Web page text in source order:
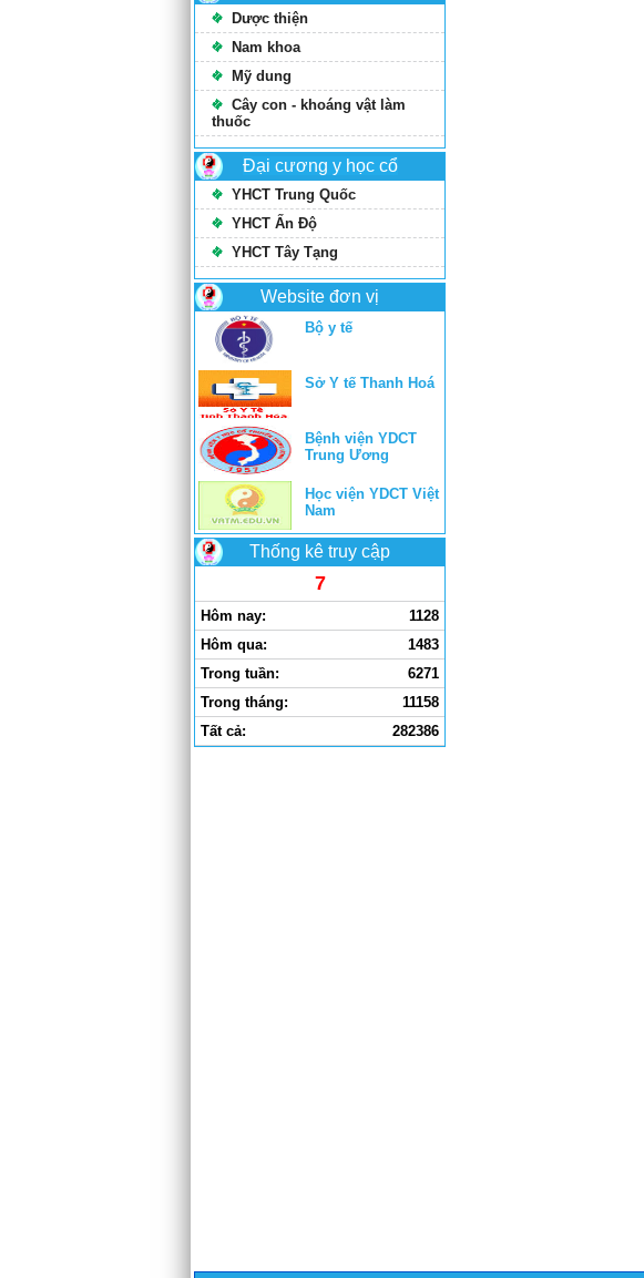
Dược thiện
Nam khoa
Mỹ dung
Cây con - khoáng vật làm
thuốc
Đại cương y học cổ
YHCT Trung Quốc
YHCT Ấn Độ
YHCT Tây Tạng
Website đơn vị
Bộ y tế
Sở Y tế Thanh Hoá
Bệnh viện YDCT
Trung Ương
Học viện YDCT Việt
Nam
Thống kê truy cập
7
Hôm nay:
1128
Hôm qua:
1483
Trong tuần:
6271
Trong tháng:
11158
Tất cả:
282386